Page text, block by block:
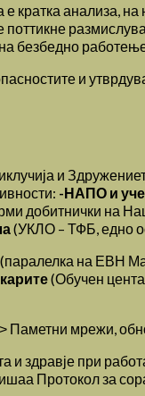
анализа, на
поттикне
безбедно
и
и
-НАПО и
добитнички на
(УКЛО – ТФБ, едно
(паралелка на ЕВН
(Обучен
Паметни мрежи,
здравје при
Протокол за